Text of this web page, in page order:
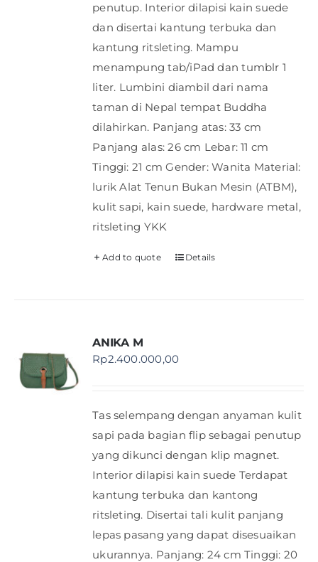
penutup. Interior dilapisi kain suede
dan disertai kantung terbuka dan
kantung ritsleting. Mampu
menampung tab/iPad dan tumblr 1
liter. Lumbini diambil dari nama
taman di Nepal tempat Buddha
dilahirkan. Panjang atas: 33 cm
Panjang alas: 26 cm Lebar: 11 cm
Tinggi: 21 cm Gender: Wanita Material:
lurik Alat Tenun Bukan Mesin (ATBM),
kulit sapi, kain suede, hardware metal,
ritsleting YKK
Add to quote Details
ANIKA M
Rp2.400.000,00
Tas selempang dengan anyaman kulit
sapi pada bagian flip sebagai penutup
yang dikunci dengan klip magnet.
Interior dilapisi kain suede Terdapat
kantung terbuka dan kantong
ritsleting. Disertai tali kulit panjang
lepas pasang yang dapat disesuaikan
ukurannya. Panjang: 24 cm Tinggi: 20